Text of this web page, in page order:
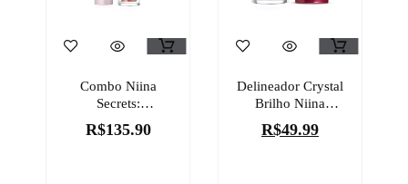
Combo Niina
Secrets:
Delineador Crystal
Brilho 3g +
R$135.90
Delineador Crystal
Brilho Niina
Secrets 3g
R$49.99